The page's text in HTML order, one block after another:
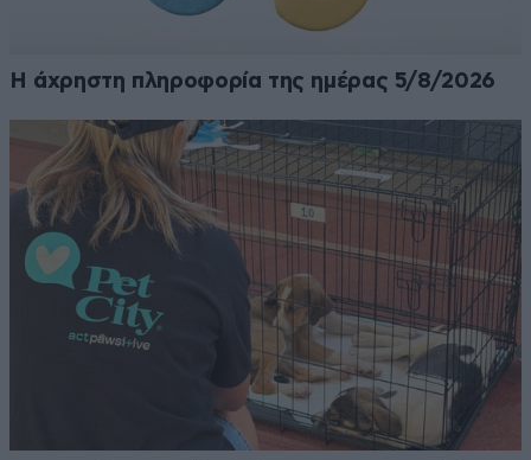
Η άχρηστη πληροφορία της ημέρας 5/8/2026